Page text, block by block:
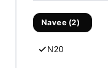
Navee (2)
N20